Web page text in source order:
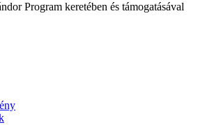
Program keretében és támogatásával